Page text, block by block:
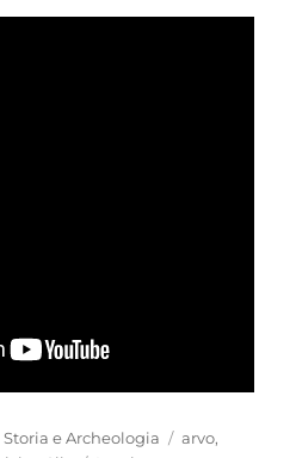
Storia e Archeologia Tag
arvo,